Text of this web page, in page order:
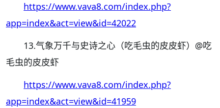
https://www.vava8.com/index.php?
app=index&act=view&id=42022
13.气象万千与史诗之心（吃毛虫的皮皮虾） @吃
毛虫的皮皮虾
https://www.vava8.com/index.php?
app=index&act=view&id=41959